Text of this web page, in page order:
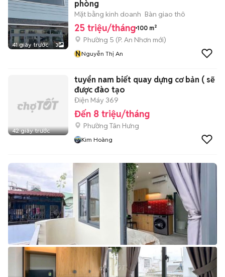
41 giây trước 3
phòng
Mặt bằng kinh doanh Bàn giao thô
25 triệu/tháng 100 m²
Phường 5 (P. An Nhơn mới)
NNguyễn Thị An
42 giây trước
tuyển nam biết quay dựng cơ bản ( sẽ
được đào tạo
Điện Máy 369
Đến 8 triệu/tháng
Phường Tân Hưng
Kim Hoàng